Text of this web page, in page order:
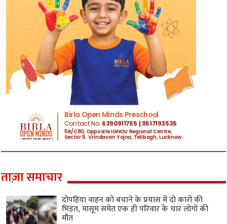
ताज़ा समाचार
दोपहिया वाहन को बचाने के प्रयास में दो कारों की
भिड़ंत, मासूम समेत एक ही परिवार के चार लोगों की
मौत